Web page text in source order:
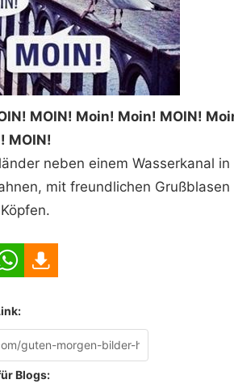
MOIN! Moin! Moin! MOIN!
MOIN!
neben einem Wasserkanal in
mit freundlichen Grußblasen
Blogs: